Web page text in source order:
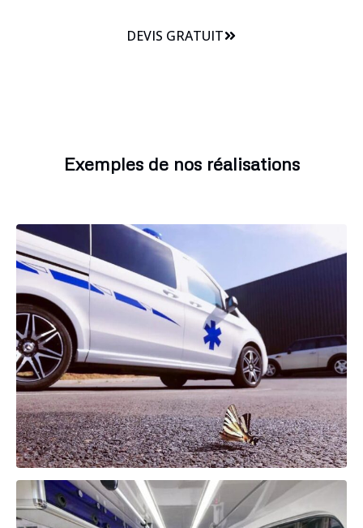
DEVIS GRATUIT
Exemples de nos réalisations